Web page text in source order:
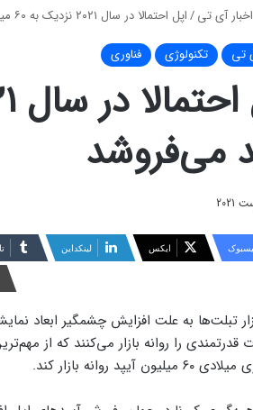
اخبار آی تی/اپل احتمالا در سال ۲۰۲۱ نزدیک به ۶۰ میلیون آیپد می‌فروشد
تی تکنولوژی فناوری
می‌فروشد
ایکس لینکداین
تبلت‌ها به علت افزایش چشمگیر ابعاد
را روانه بازار می‌کنند که از
آیپد روانه بازار کند.